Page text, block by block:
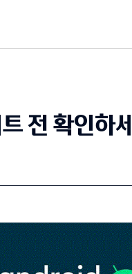
전 확인하